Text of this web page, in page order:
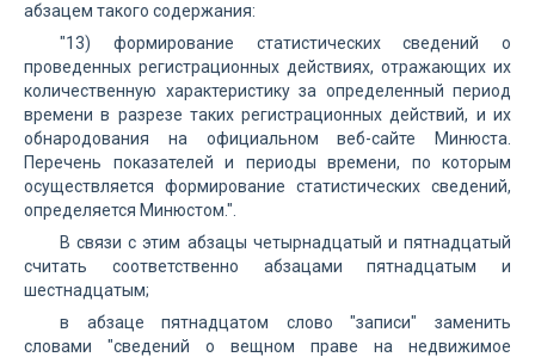
абзацем такого содержания:
"13) формирование статистических сведений о
проведенных регистрационных действиях, отражающих их
количественную характеристику за определенный период
времени в разрезе таких регистрационных действий, и их
обнародования на официальном веб-сайте Минюста.
Перечень показателей и периоды времени, по которым
осуществляется формирование статистических сведений,
определяется Минюстом.".
В связи с этим абзацы четырнадцатый и пятнадцатый
считать соответственно абзацами пятнадцатым и
шестнадцатым;
в абзаце пятнадцатом слово "записи" заменить
словами "сведений о вещном праве на недвижимое